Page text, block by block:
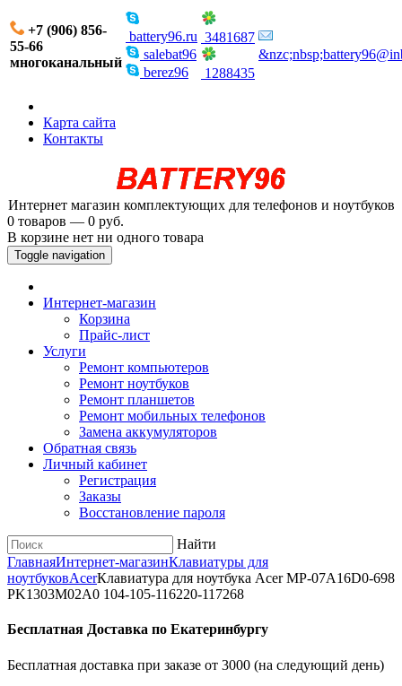
+7 (906) 856-
55-66
многоканальный
battery96.ru
salebat96
berez96
3481687
1288435
Карта сайта
Контакты
Интернет магазин комплектующих для телефонов и ноутбуков
0 товаров — 0 руб.
В корзине нет ни одного товара
Toggle navigation
Интернет-магазин
Корзина
Прайс-лист
Услуги
Ремонт компьютеров
Ремонт ноутбуков
Ремонт планшетов
Ремонт мобильных телефонов
Замена аккумуляторов
Обратная связь
Личный кабинет
Регистрация
Заказы
Восстановление пароля
Найти
ГлавнаяИнтернет-магазинКлавиатуры для
ноутбуковAcerКлавиатура для ноутбука Acer MP-07A16D0-698
PK1303M02A0 104-105-116220-117268
Бесплатная Доставка по Екатеринбургу
Бесплатная доставка при заказе от 3000 (на следующий день)